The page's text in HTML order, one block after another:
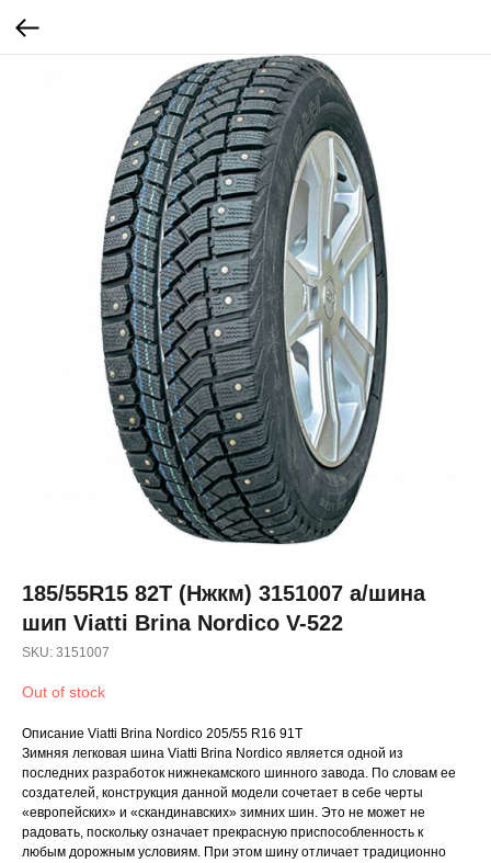
185/55R15 82T (Нжкм) 3151007 а/шина
шип Viatti Brina Nordico V-522
SKU: 3151007
Out of stock
Описание Viatti Brina Nordico 205/55 R16 91T
Зимняя легковая шина Viatti Brina Nordico является одной из
последних разработок нижнекамского шинного завода. По словам ее
создателей, конструкция данной модели сочетает в себе черты
«европейских» и «скандинавских» зимних шин. Это не может не
радовать, поскольку означает прекрасную приспособленность к
любым дорожным условиям. При этом шину отличает традиционно